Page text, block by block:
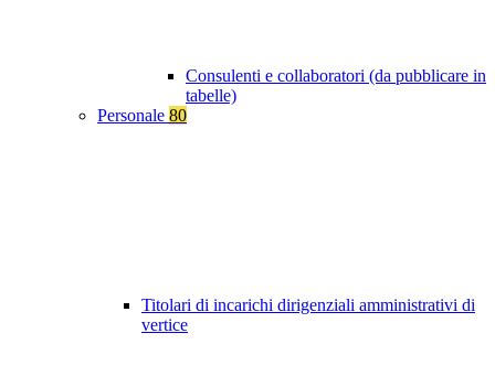
Consulenti e collaboratori (da pubblicare in
tabelle)
Personale 80
Titolari di incarichi dirigenziali amministrativi di
vertice